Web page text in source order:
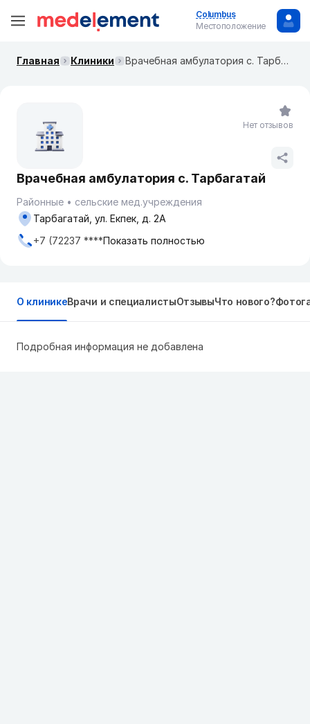
Columbus
Местоположение
Главная Клиники Врачебная амбулатория с. Тарбагатай
Врачебная амбулатория с. Тарбагатай
Районные
сельские мед.учреждения
Тарбагатай, ул. Екпек, д. 2А
+7 (72237 ****Показать полностью
Нет отзывов
О клиникеВрачи и специалистыОтзывыЧто нового?
Подробная информация не добавлена